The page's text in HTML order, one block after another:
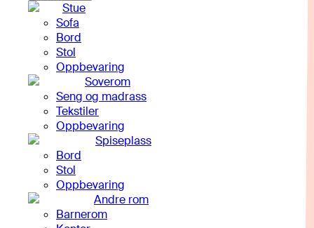
Stue
Sofa
Bord
Stol
Oppbevaring
Soverom
Seng og madrass
Tekstiler
Oppbevaring
Spiseplass
Bord
Stol
Oppbevaring
Andre rom
Barnerom